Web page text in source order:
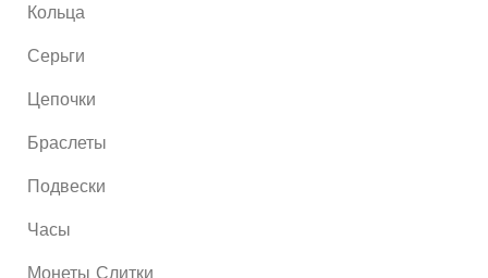
Кольца
Серьги
Цепочки
Браслеты
Подвески
Часы
Монеты Слитки